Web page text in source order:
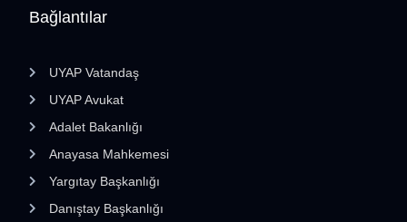
Bağlantılar
UYAP Vatandaş
UYAP Avukat
Adalet Bakanlığı
Anayasa Mahkemesi
Yargıtay Başkanlığı
Danıştay Başkanlığı